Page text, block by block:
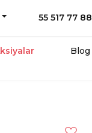
55 517 77 88
Blog